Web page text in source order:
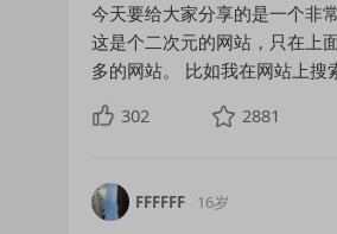
今天要给大家分享的是一个非
这是个二次元的网站，只在上
多的网站。 比如我在网站上搜
302
2881
FFFFFF 16岁